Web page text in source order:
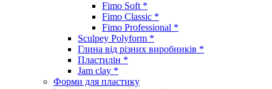
Fimo Soft *
Fimo Classic *
Fimo Professional *
Sculpey Polyform *
Глина від різних виробників *
Пластилін *
Jam clay *
Форми для пластику